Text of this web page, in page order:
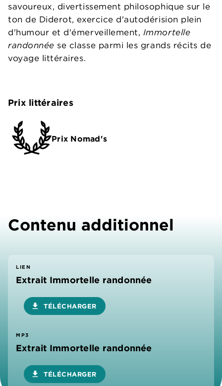
savoureux, divertissement philosophique sur le
ton de Diderot, exercice d'autodérision plein
d'humour et d'émerveillement, Immortelle
randonnée se classe parmi les grands récits de
voyage littéraires.
Prix littéraires
Prix Nomad's
Contenu additionnel
LIEN
Extrait Immortelle randonnée
download TÉLÉCHARGER
MP3
Extrait Immortelle randonnée
download TÉLÉCHARGER